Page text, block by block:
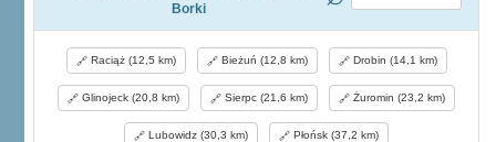
Borki
Raciąż (12,5 km) Bieżuń (12,8 km) Drobin (14,1 km)
Glinojeck (20,8 km) Sierpc (21,6 km) Żuromin (23,2 km)
Lubowidz (30,3 km) Płońsk (37,2 km)